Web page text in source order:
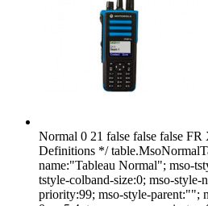
Normal 0 21 false false false
Definitions */
name:"Tableau Normal"; mso-
tstyle-colband-size:0; mso-style-
priority:99; mso-style-parent:"";